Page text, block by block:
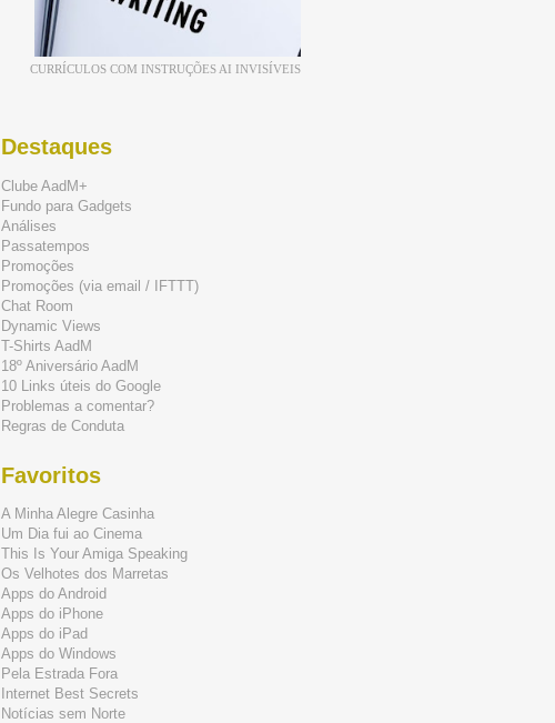
CURRÍCULOS COM INSTRUÇÕES AI INVISÍVEIS
Destaques
Clube AadM+
Fundo para Gadgets
Análises
Passatempos
Promoções
Promoções (via email / IFTTT)
Chat Room
Dynamic Views
T-Shirts AadM
18º Aniversário AadM
10 Links úteis do Google
Problemas a comentar?
Regras de Conduta
Favoritos
A Minha Alegre Casinha
Um Dia fui ao Cinema
This Is Your Amiga Speaking
Os Velhotes dos Marretas
Apps do Android
Apps do iPhone
Apps do iPad
Apps do Windows
Pela Estrada Fora
Internet Best Secrets
Notícias sem Norte